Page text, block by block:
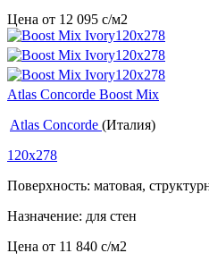
Цена от 12 095 c/м2
Atlas Concorde Boost Mix
Atlas Concorde (Италия)
120x278
Поверхность: матовая,
Назначение: для стен
Цена от 11 840 c/м2